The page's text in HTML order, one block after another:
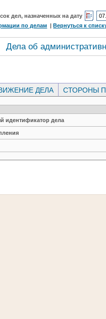
дел, назначенных на дату
по делам |Вернуться к
Дела об
ДЕЛА СТОРОНЫ
идентификатор дела